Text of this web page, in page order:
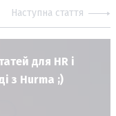
Наступна стаття
для HR і
з Hurma ;)